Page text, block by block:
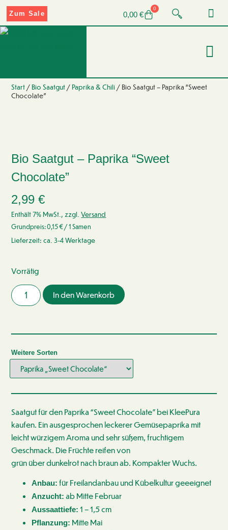
0,00 €
0
Zum Sale
Start / Bio Saatgut / Paprika & Chili / Bio Saatgut – Paprika “Sweet
Chocolate”
Bio Saatgut – Paprika “Sweet
Chocolate”
2,99€
Enthält 7% MwSt., zzgl.Versand
Grundpreis:0,15€/ 1 Samen
Lieferzeit: ca. 3-4 Werktage
Vorrätig
In den Warenkorb
Weitere Sorten
Saatgut für den Paprika “Sweet Chocolate” bei KleePura
kaufen. Ein ausgesprochen leckerer Gemüsepaprika mit
leicht würzigem Aroma und sehr süßem, fruchtigem
Geschmack. Die Früchte reifen von
grün über dunkelrot nach braun ab. Kompakter Wuchs.
Anbau: für Freilandanbau und Kübelkultur geeeignet
Anzucht: ab Mitte Februar
Aussaattiefe: 1 – 1,5 cm
Pflanzung: Mitte Mai